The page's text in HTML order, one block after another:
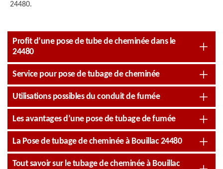
24480.
Profit d’une pose de tube de cheminée dans le
24480
Service pour pose de tubage de cheminée
Utilisations possibles du conduit de fumée
Les avantages d’une pose de tubage de fumée
La Pose de tubage de cheminée à Bouillac 24480
Tout savoir sur le tubage de cheminée à Bouillac